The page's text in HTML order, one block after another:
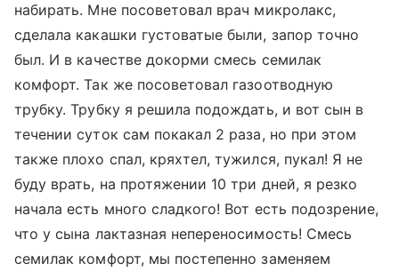
набирать. Мне посоветовал врач микролакс,
сделала какашки густоватые были, запор точно
был. И в качестве докорми смесь семилак
комфорт. Так же посоветовал газоотводную
трубку. Трубку я решила подождать, и вот сын в
течении суток сам покакал 2 раза, но при этом
также плохо спал, кряхтел, тужился, пукал! Я не
буду врать, на протяжении 10 три дней, я резко
начала есть много сладкого! Вот есть подозрение,
что у сына лактазная непереносимость! Смесь
семилак комфорт, мы постепенно заменяем